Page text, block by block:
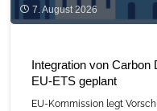
7. August 2026
Integration von
EU-ETS geplant
EU-Kommission legt